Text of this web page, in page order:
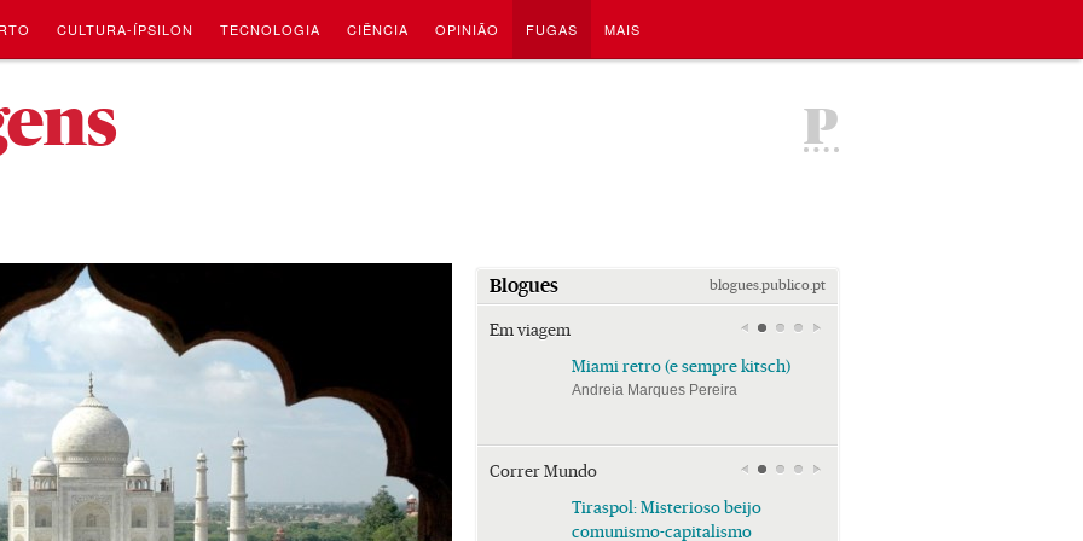
CULTURA-ÍPSILON TECNOLOGIA CIÊNCIA OPINIÃO FUGAS MAIS
P
Blogues blogues.publico.pt
Em viagem
Miami retro (e sempre kitsch)
Andreia Marques Pereira
Correr Mundo
Tiraspol: Misterioso beijo
comunismo-capitalismo